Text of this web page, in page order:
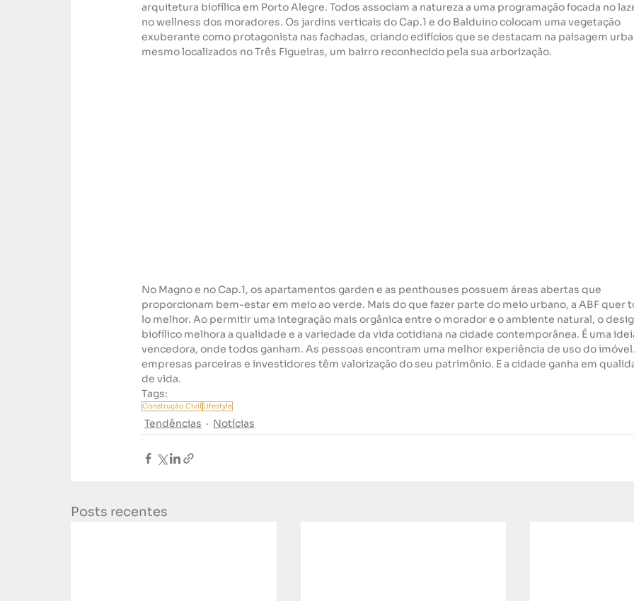
arquitetura biofílica em Porto Alegre. Todos associam a natureza a uma programação focada no
no wellness dos moradores. Os jardins verticais do Cap.1 e do Balduino colocam uma vegetação
exuberante como protagonista nas fachadas, criando edifícios que se destacam na paisagem
mesmo localizados no Três Figueiras, um bairro reconhecido pela sua arborização.
No Magno e no Cap.1, os apartamentos garden e as penthouses possuem áreas abertas que
proporcionam bem-estar em meio ao verde. Mais do que fazer parte do meio urbano, a ABF quer
lo melhor. Ao permitir uma integração mais orgânica entre o morador e o ambiente natural, o
biofílico melhora a qualidade e a variedade da vida cotidiana na cidade contemporânea. É uma
vencedora, onde todos ganham. As pessoas encontram uma melhor experiência de uso do
empresas parceiras e investidores têm valorização do seu patrimônio. E a cidade ganha em
de vida.
Tags:
Construção Civil Lifestyle
Tendências Notícias
Posts recentes